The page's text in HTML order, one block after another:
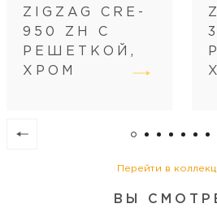
Размещение
Регулировка
Диаметр слива, см
Перейти в
ZIGZAG CRE-
950 ZH С
РЕШЕТКОЙ,
ХРОМ
ВЫ